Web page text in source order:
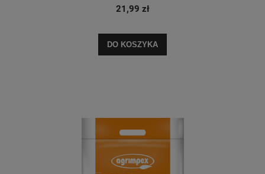
21,99 zł
DO KOSZYKA